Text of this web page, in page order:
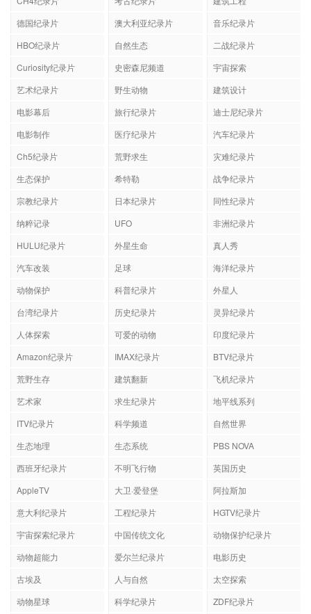
CH4纪录片
考古纪录片
建筑工程
德国纪录片
澳大利亚纪录片
音乐纪录片
HBO纪录片
自然生态
二战纪录片
Curiosity纪录片
史密森尼频道
宇宙探索
艺术纪录片
野生动物
建筑设计
电影幕后
旅行纪录片
迪士尼纪录片
电影制作
医疗纪录片
汽车纪录片
Ch5纪录片
荒野求生
灾难纪录片
生态保护
希特勒
战争纪录片
宗教纪录片
日本纪录片
同性纪录片
纳粹记录
UFO
非洲纪录片
HULU纪录片
外星生命
真人秀
汽车改装
足球
海洋纪录片
动物保护
科普纪录片
外星人
台湾纪录片
历史纪录片
灵异纪录片
人体探索
可爱的动物
印度纪录片
Amazon纪录片
IMAX纪录片
BTV纪录片
荒野生存
建筑翻新
飞机纪录片
艺术家
求生纪录片
地平线系列
ITV纪录片
科学频道
自然世界
生态地理
生态系统
PBS NOVA
西班牙纪录片
不明飞行物
英国历史
AppleTV
大卫·爱登堡
阿拉斯加
意大利纪录片
工程纪录片
HGTV纪录片
宇宙探索纪录片
中国传统文化
动物保护纪录片
动物超能力
爱尔兰纪录片
电影历史
古埃及
人与自然
太空探索